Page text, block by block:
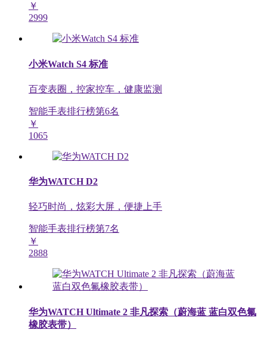
￥
2999
小米Watch S4 标准
百变表圈，控家控车，健康监测
智能手表排行榜第6名
￥
1065
华为WATCH D2
轻巧时尚，炫彩大屏，便捷上手
智能手表排行榜第7名
￥
2888
华为WATCH Ultimate 2 非凡探索（蔚海蓝 蓝白双色氟
橡胶表带）